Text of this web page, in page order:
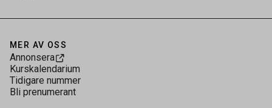
MER AV OSS
Annonsera
Kurskalendarium
Tidigare nummer
Bli prenumerant